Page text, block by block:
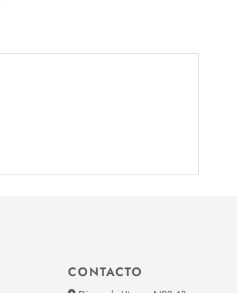
CONTACTO